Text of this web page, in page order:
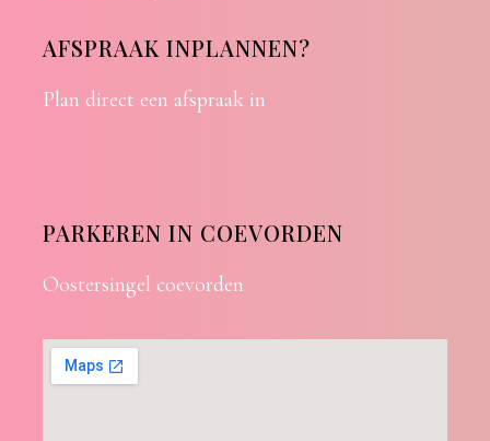
AFSPRAAK INPLANNEN?
Plan direct een afspraak in
PARKEREN IN COEVORDEN
Oostersingel coevorden